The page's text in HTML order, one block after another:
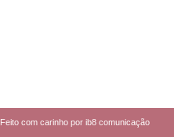
com carinho por ib8 comunicação